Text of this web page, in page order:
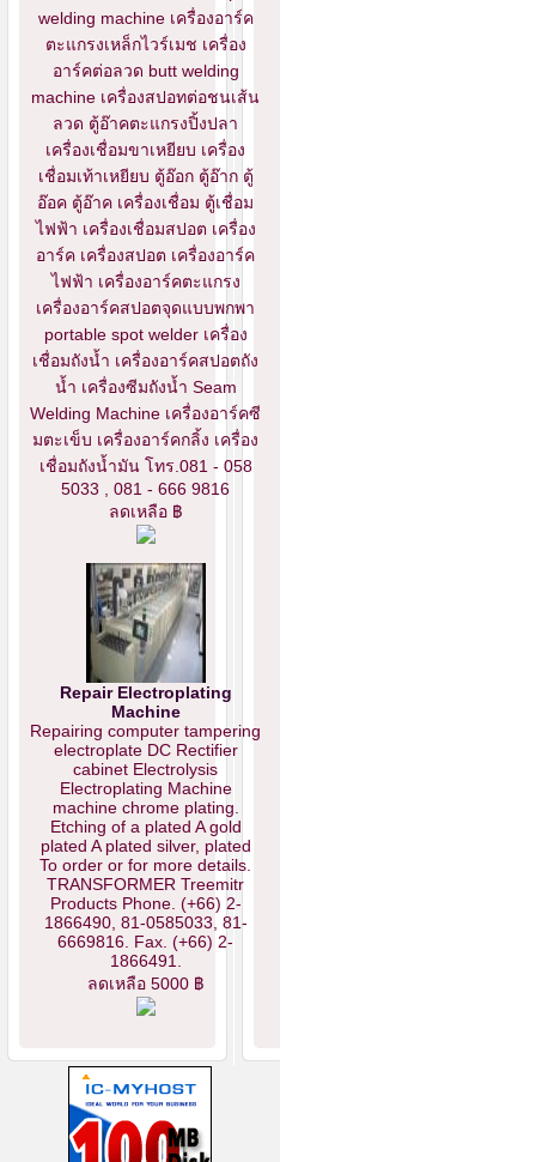
welding machine เครื่องอาร์ค
ตะแกรงเหล็กไวร์เมช เครื่อง
อาร์คต่อลวด butt welding
machine เครื่องสปอทต่อชนเส้น
ลวด ตู้อ๊าคตะแกรงปิ้งปลา
เครื่องเชื่อมขาเหยียบ เครื่อง
เชื่อมเท้าเหยียบ ตู้อ๊อก ตู้อ๊าก ตู้
อ๊อค ตู้อ๊าค เครื่องเชื่อม ตู้เชื่อม
ไฟฟ้า เครื่องเชื่อมสปอต เครื่อง
อาร์ค เครื่องสปอต เครื่องอาร์ค
ไฟฟ้า เครื่องอาร์คตะแกรง
เครื่องอาร์คสปอตจุดแบบพกพา
portable spot welder เครื่อง
เชื่อมถังน้ำ เครื่องอาร์คสปอตถัง
น้ำ เครื่องซีมถังน้ำ Seam
Welding Machine เครื่องอาร์คซี
มตะเข็บ เครื่องอาร์คกลิ้ง เครื่อง
เชื่อมถังน้ำมัน โทร.081 - 058
5033 , 081 - 666 9816
ลดเหลือ ฿
Repair Electroplating
Machine
Repairing computer tampering
electroplate DC Rectifier
cabinet Electrolysis
Electroplating Machine
machine chrome plating.
Etching of a plated A gold
plated A plated silver, plated
To order or for more details.
TRANSFORMER Treemitr
Products Phone. (+66) 2-
1866490, 81-0585033, 81-
6669816. Fax. (+66) 2-
1866491.
ลดเหลือ 5000 ฿